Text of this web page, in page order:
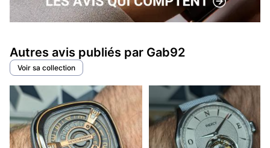
Autres avis publiés par Gab92
Voir sa collection